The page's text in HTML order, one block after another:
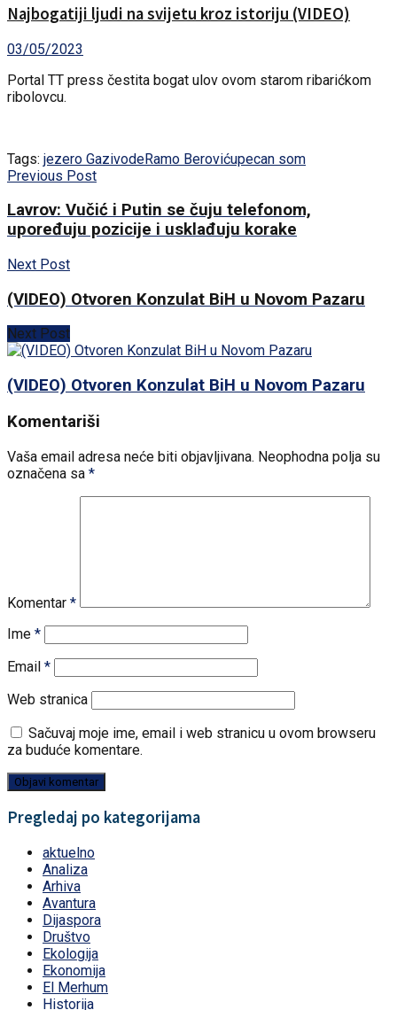
Najbogatiji ljudi na svijetu kroz istoriju (VIDEO)
03/05/2023
Portal TT press čestita bogat ulov ovom starom ribarićkom
ribolovcu.
Tags: jezero GazivodeRamo Berovićupecan som
Previous Post
Lavrov: Vučić i Putin se čuju telefonom,
upoređuju pozicije i usklađuju korake
Next Post
(VIDEO) Otvoren Konzulat BiH u Novom Pazaru
Next Post
(VIDEO) Otvoren Konzulat BiH u Novom Pazaru
Komentariši
Vaša email adresa neće biti objavljivana. Neophodna polja su
označena sa *
Komentar *
Ime *
Email *
Web stranica
Sačuvaj moje ime, email i web stranicu u ovom browseru
za buduće komentare.
Pregledaj po kategorijama
aktuelno
Analiza
Arhiva
Avantura
Dijaspora
Društvo
Ekologija
Ekonomija
El Merhum
Historija